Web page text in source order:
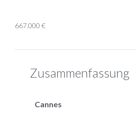
667.000 €
Zusammenfassung
Cannes